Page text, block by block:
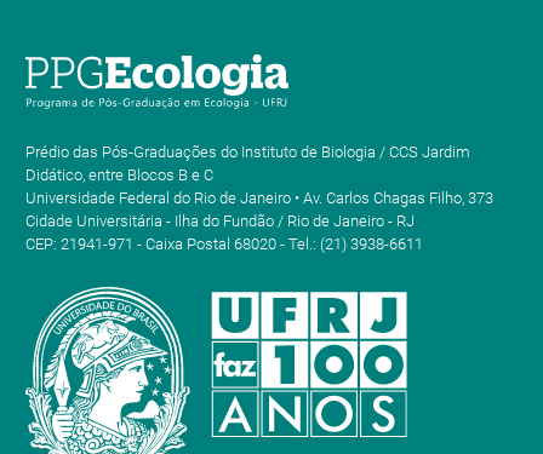
Prédio das Pós-Graduações do Instituto de Biologia / CCS Jardim
Didático, entre Blocos B e C
Universidade Federal do Rio de Janeiro • Av. Carlos Chagas Filho, 373
Cidade Universitária - Ilha do Fundão / Rio de Janeiro - RJ
CEP: 21941-971 - Caixa Postal 68020 - Tel.: (21) 3938-6611